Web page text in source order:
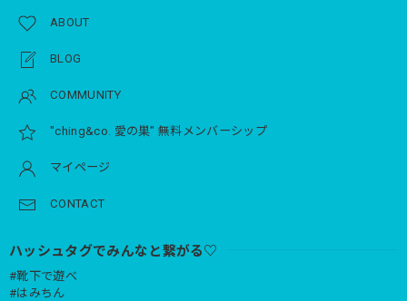
ABOUT
BLOG
COMMUNITY
"ching&co. 愛の巣" 無料メンバーシップ
マイページ
CONTACT
ハッシュタグでみんなと繋がる♡
#靴下で遊べ
#はみちん